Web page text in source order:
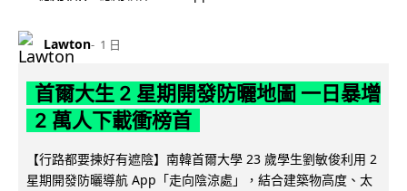
Lawton 1 日
首爾大生 2 星期開發防曬地圖 一日暴增
2 萬人下載衝榜首
【行路都要揀好有遮陰】南韓首爾大學 23 歲學生劉敏俊利用 2
星期開發防曬導航 App「走向陰涼處」，結合建築物高度、太